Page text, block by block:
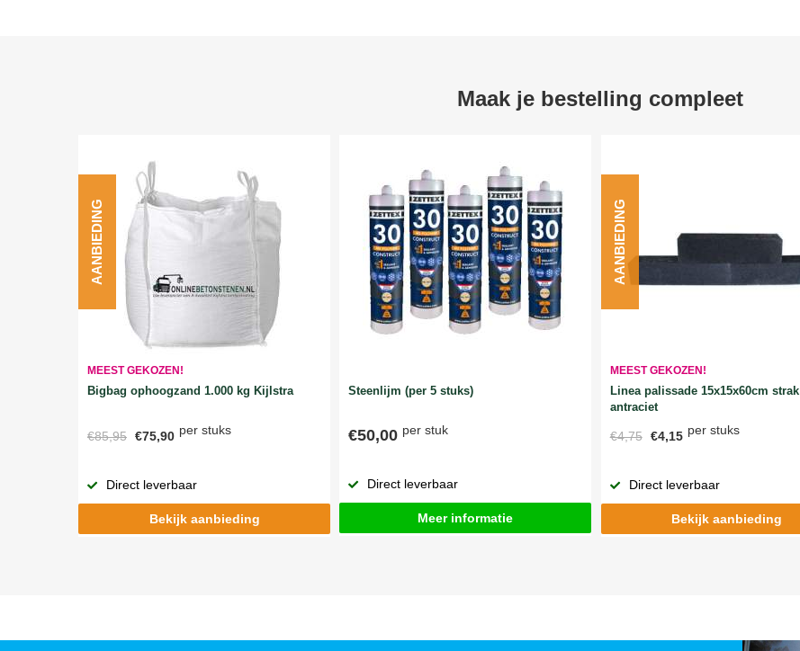
Maak je bestelling compleet
MEEST GEKOZEN!
Bigbag ophoogzand 1.000 kg Kijlstra
€85,95 €75,90 per stuks
AANBIEDING
Direct leverbaar
Bekijk aanbieding
Steenlijm (per 5 stuks)
€50,00 per stuk
Direct leverbaar
Meer informatie
MEEST GEKOZEN!
Linea palissade 15x15x60cm strak
antraciet
€4,75 €4,15 per stuks
AANBIEDING
Direct leverbaar
Bekijk aanbieding